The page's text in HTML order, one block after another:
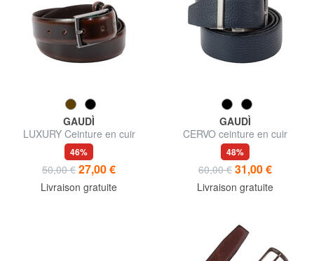
GAUDÌ
LUXURY Ceinture en cuir
fabriquée en Italie
46%
50,00 € 27,00 €
Livraison gratuite
GAUDÌ
CERVO ceinture en cuir
48%
60,00 € 31,00 €
Livraison gratuite